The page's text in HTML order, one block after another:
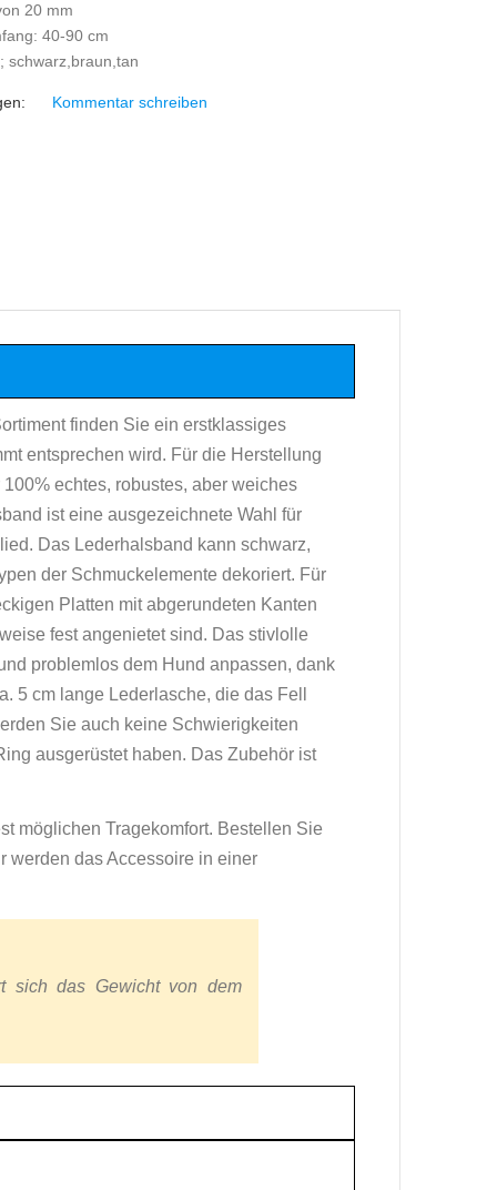
20 mm
40-90 cm
schwarz,braun,tan
Kommentar schreiben
finden Sie ein erstklassiges
entsprechen wird. Für die Herstellung
echtes, robustes, aber weiches
ist eine ausgezeichnete Wahl für
Das Lederhalsband kann schwarz,
der Schmuckelemente dekoriert. Für
Platten mit abgerundeten Kanten
fest angenietet sind. Das stivlolle
problemlos dem Hund anpassen, dank
5 cm lange Lederlasche, die das Fell
Sie auch keine Schwierigkeiten
ausgerüstet haben. Das Zubehör ist
möglichen Tragekomfort. Bestellen Sie
werden das Accessoire in einer
sich das Gewicht von dem